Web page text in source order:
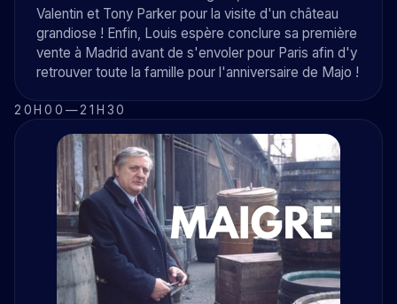
Valentin et Tony Parker pour la visite d'un château
grandiose ! Enfin, Louis espère conclure sa première
vente à Madrid avant de s'envoler pour Paris afin d'y
retrouver toute la famille pour l'anniversaire de Majo !
20H00 —21H30